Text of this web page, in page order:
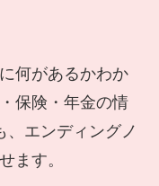
何があるかわか
保険・年金の情
、エンディングノ
ます。